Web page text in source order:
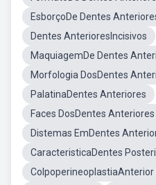
EsborçoDe Dentes
Dentes AnterioresIncisivos
MaquiagemDe Dentes
Morfologia DosDentes
PalatinaDentes Anteriores
Faces DosDentes Anteriores
Distemas EmDentes
CaracteristicaDentes
ColpoperineoplastiaAnterior